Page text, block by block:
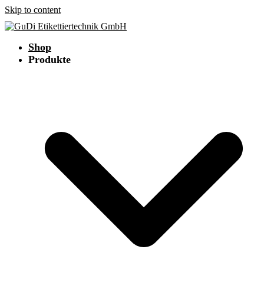
Skip to content
Shop
Produkte